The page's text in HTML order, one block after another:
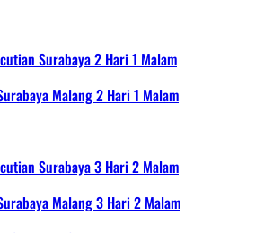
Surabaya 2 Hari 1 Malam
Malang 2 Hari 1 Malam
Surabaya 3 Hari 2 Malam
Malang 3 Hari 2 Malam